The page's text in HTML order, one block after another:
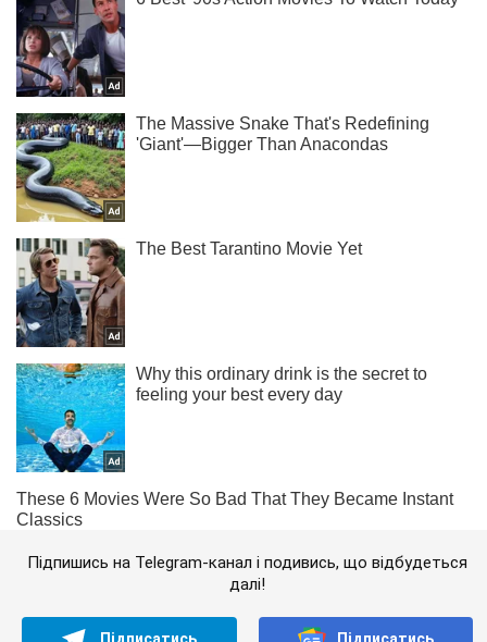
Підпишись на Telegram-канал і подивись, що відбудеться
далі!